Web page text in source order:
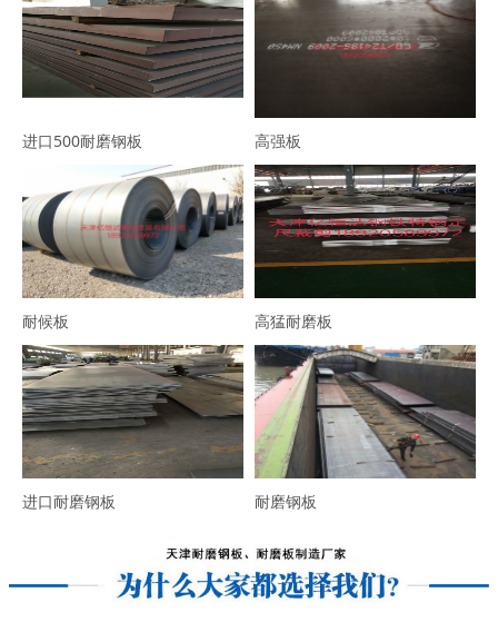
进口500耐磨钢板 高强板
耐候板 高猛耐磨板
进口耐磨钢板 耐磨钢板